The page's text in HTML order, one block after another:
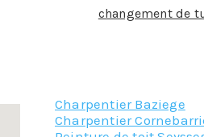
changement de
Charpentier Baziege
Charpentier